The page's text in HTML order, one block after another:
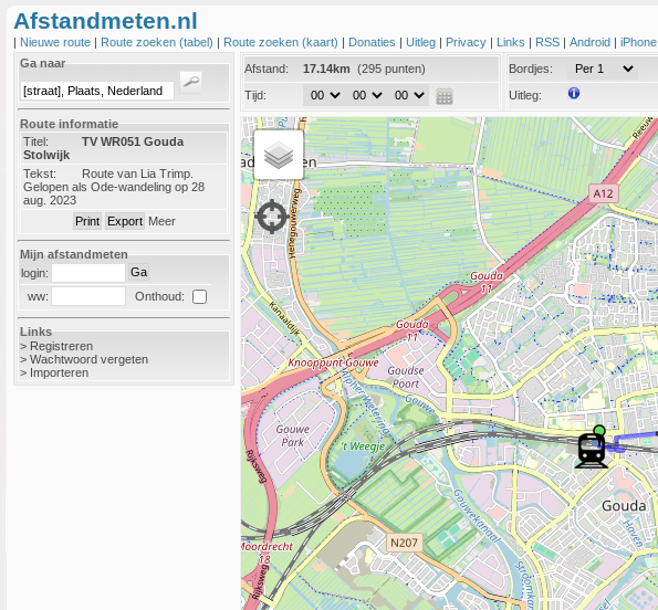
Afstandmeten.nl
| Nieuwe route | Route zoeken (tabel) | Route zoeken (kaart) | Donaties | Uitleg | Privacy | Links | RSS | Android | iPhone
Ga naar
Route informatie
Titel:
TV WR051 Gouda
Stolwijk
Tekst:
Route van Lia Trimp.
Gelopen als Ode-wandeling op 28
Meer
Mijn afstandmeten
login:
ww:
Onthoud:
Links
> Registreren
> Wachtwoord vergeten
> Importeren
Afstand: 17.14km
(295 punten)
Tijd:
Bordjes:
Uitleg: